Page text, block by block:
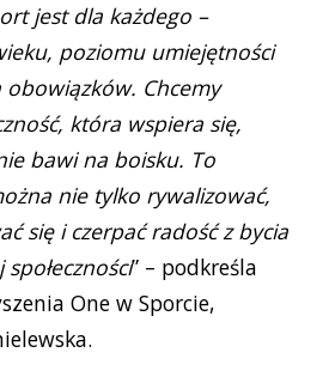
jest dla każdego –
poziomu umiejętności
obowiązków. Chcemy
która wspiera się,
bawi na boisku. To
nie tylko rywalizować,
się i czerpać radość z bycia
” – podkreśla
One w Sporcie,